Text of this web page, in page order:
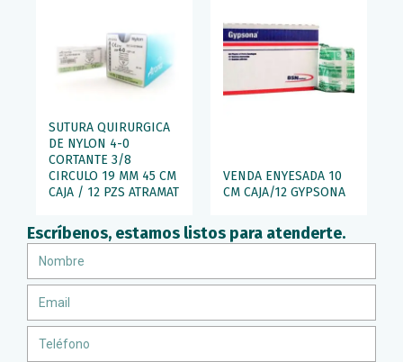
Escríbenos, estamos listos para atenderte.
SUTURA QUIRURGICA
DE NYLON 4-0
CORTANTE 3/8
CIRCULO 19 MM 45 CM
CAJA / 12 PZS ATRAMAT
VENDA ENYESADA 10
CM CAJA/12 GYPSONA